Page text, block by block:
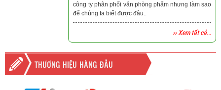
công ty phân phối văn phòng phẩm nhưng làm sao
để chúng ta biết được đâu..
›› Xem tất cả...
THƯƠNG HIỆU HÀNG ĐẦU